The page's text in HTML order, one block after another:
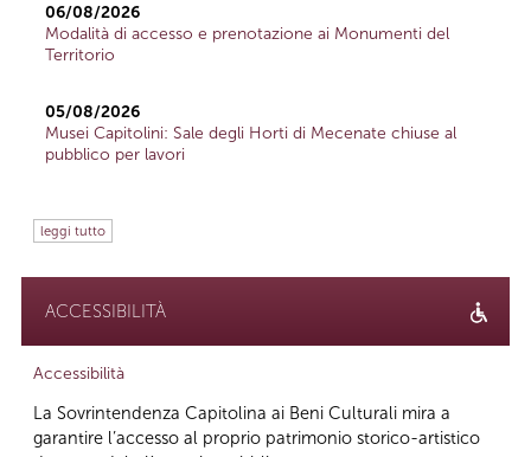
06/08/2026
Modalità di accesso e prenotazione ai Monumenti del
Territorio
05/08/2026
Musei Capitolini: Sale degli Horti di Mecenate chiuse al
pubblico per lavori
leggi tutto
ACCESSIBILITÀ
Accessibilità
La Sovrintendenza Capitolina ai Beni Culturali mira a
garantire l’accesso al proprio patrimonio storico-artistico